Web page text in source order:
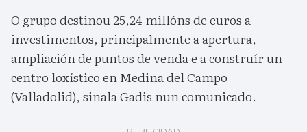
O grupo destinou 25,24 millóns de euros a
investimentos, principalmente a apertura,
ampliación de puntos de venda e a construír un
centro loxístico en Medina del Campo
(Valladolid), sinala Gadis nun comunicado.